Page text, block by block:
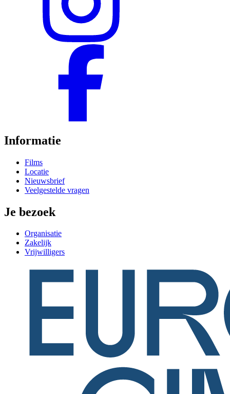
Informatie
Films
Locatie
Nieuwsbrief
Veelgestelde vragen
Je bezoek
Organisatie
Zakelijk
Vrijwilligers